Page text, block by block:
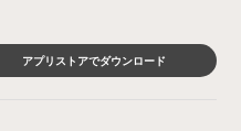
アプリストアでダウンロード